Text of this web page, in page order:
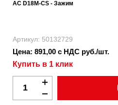
AC D18M-CS - Зажим
Артикул: 50132729
Цена: 891,00 с НДС руб./шт.
Купить в 1 клик